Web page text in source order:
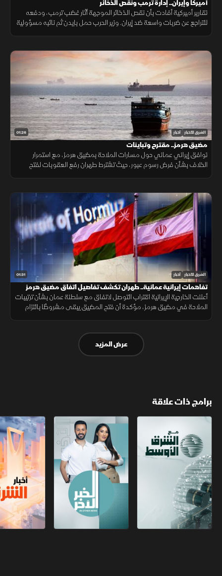
أميركا وإيران.. إدارة ترمب ونقص الذخائر
تقارير أميركية أفادت بأن نقص الذخائر الموجهة أثار غضب ترمب، ودفعه
للتراجع عن ضربات واسعة ضد إيران. وزير الحرب حمل بايدن ثم نائبه مسؤولية
01:26 الشرق للأخبار أخبار
مضيق هرمز.. مقترح وتباينات
توافق إيراني عماني حول مسارات الملاحة بمضيق هرمز، مع استمرار
الخلاف بشأن فرض رسوم عبور، حيث تشترط طهران رفع العقوبات لفتح
01:31 الشرق للأخبار أخبار
تفاهمات إيرانية عمانية.. طهران تكشف تفاصيل اتفاق مضيق هرمز
أعلنت الخارجية الإيرانية اقتراب التوصل لاتفاق مع سلطنة عمان بشأن ترتيبات
الملاحة في مضيق هرمز، مؤكدة أن فتح المضيق يبقى مشروطًا بالتزام
عرض المزيد
برامج ذات علاقة
مع الشرق الأوسط الخبر الآخر أخبار الشرق